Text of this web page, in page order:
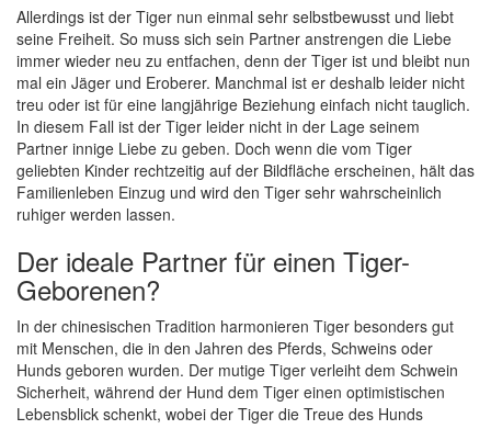
Allerdings ist der Tiger nun einmal sehr selbstbewusst und liebt
seine Freiheit. So muss sich sein Partner anstrengen die Liebe
immer wieder neu zu entfachen, denn der Tiger ist und bleibt nun
mal ein Jäger und Eroberer. Manchmal ist er deshalb leider nicht
treu oder ist für eine langjährige Beziehung einfach nicht tauglich.
In diesem Fall ist der Tiger leider nicht in der Lage seinem
Partner innige Liebe zu geben. Doch wenn die vom Tiger
geliebten Kinder rechtzeitig auf der Bildfläche erscheinen, hält das
Familienleben Einzug und wird den Tiger sehr wahrscheinlich
ruhiger werden lassen.
Der ideale Partner für einen Tiger-
Geborenen?
In der chinesischen Tradition harmonieren Tiger besonders gut
mit Menschen, die in den Jahren des Pferds, Schweins oder
Hunds geboren wurden. Der mutige Tiger verleiht dem Schwein
Sicherheit, während der Hund dem Tiger einen optimistischen
Lebensblick schenkt, wobei der Tiger die Treue des Hunds